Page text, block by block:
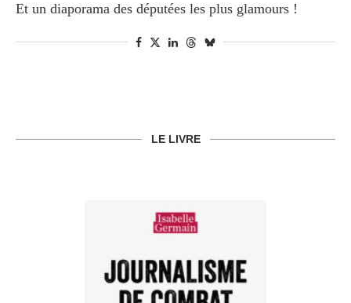
Et un diaporama des députées les plus glamours !
LE LIVRE